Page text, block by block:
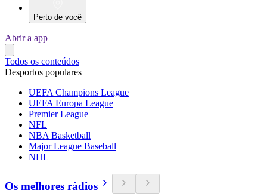
Perto de você
Abrir a app
Todos os conteúdos
Desportos populares
UEFA Champions League
UEFA Europa League
Premier League
NFL
NBA Basketball
Major League Baseball
NHL
Os melhores rádios